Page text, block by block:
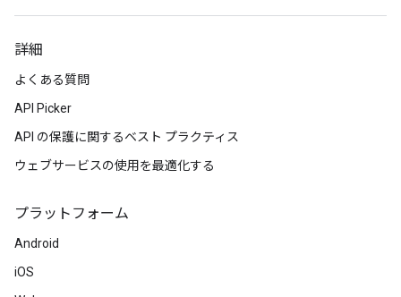
詳細
よくある質問
API Picker
API の保護に関するベスト プラクティス
ウェブサービスの使用を最適化する
プラットフォーム
Android
iOS